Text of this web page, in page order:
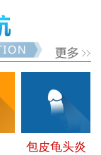
包皮龟头炎